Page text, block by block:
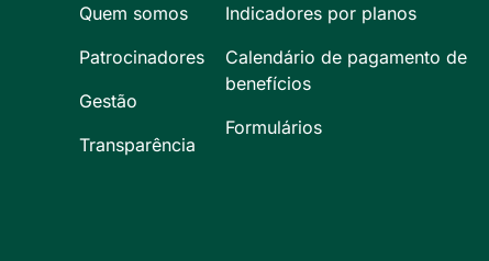
Quem somos
Patrocinadores
Gestão
Transparência
Indicadores por planos
Calendário de pagamento de
benefícios
Formulários